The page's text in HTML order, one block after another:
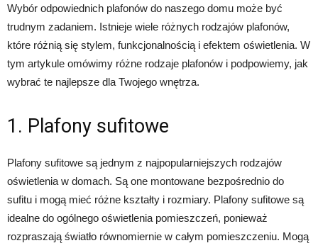
Wybór odpowiednich plafonów do naszego domu może być
trudnym zadaniem. Istnieje wiele różnych rodzajów plafonów,
które różnią się stylem, funkcjonalnością i efektem oświetlenia. W
tym artykule omówimy różne rodzaje plafonów i podpowiemy, jak
wybrać te najlepsze dla Twojego wnętrza.
1. Plafony sufitowe
Plafony sufitowe są jednym z najpopularniejszych rodzajów
oświetlenia w domach. Są one montowane bezpośrednio do
sufitu i mogą mieć różne kształty i rozmiary. Plafony sufitowe są
idealne do ogólnego oświetlenia pomieszczeń, ponieważ
rozpraszają światło równomiernie w całym pomieszczeniu. Mogą